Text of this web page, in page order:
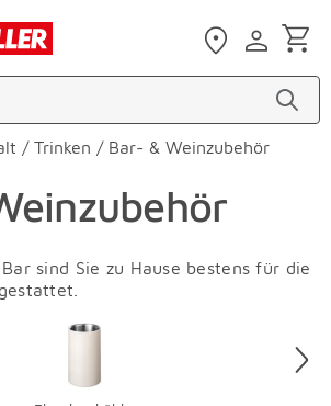
/ Trinken / Bar- & Weinzubehör
sind Sie zu Hause bestens für die